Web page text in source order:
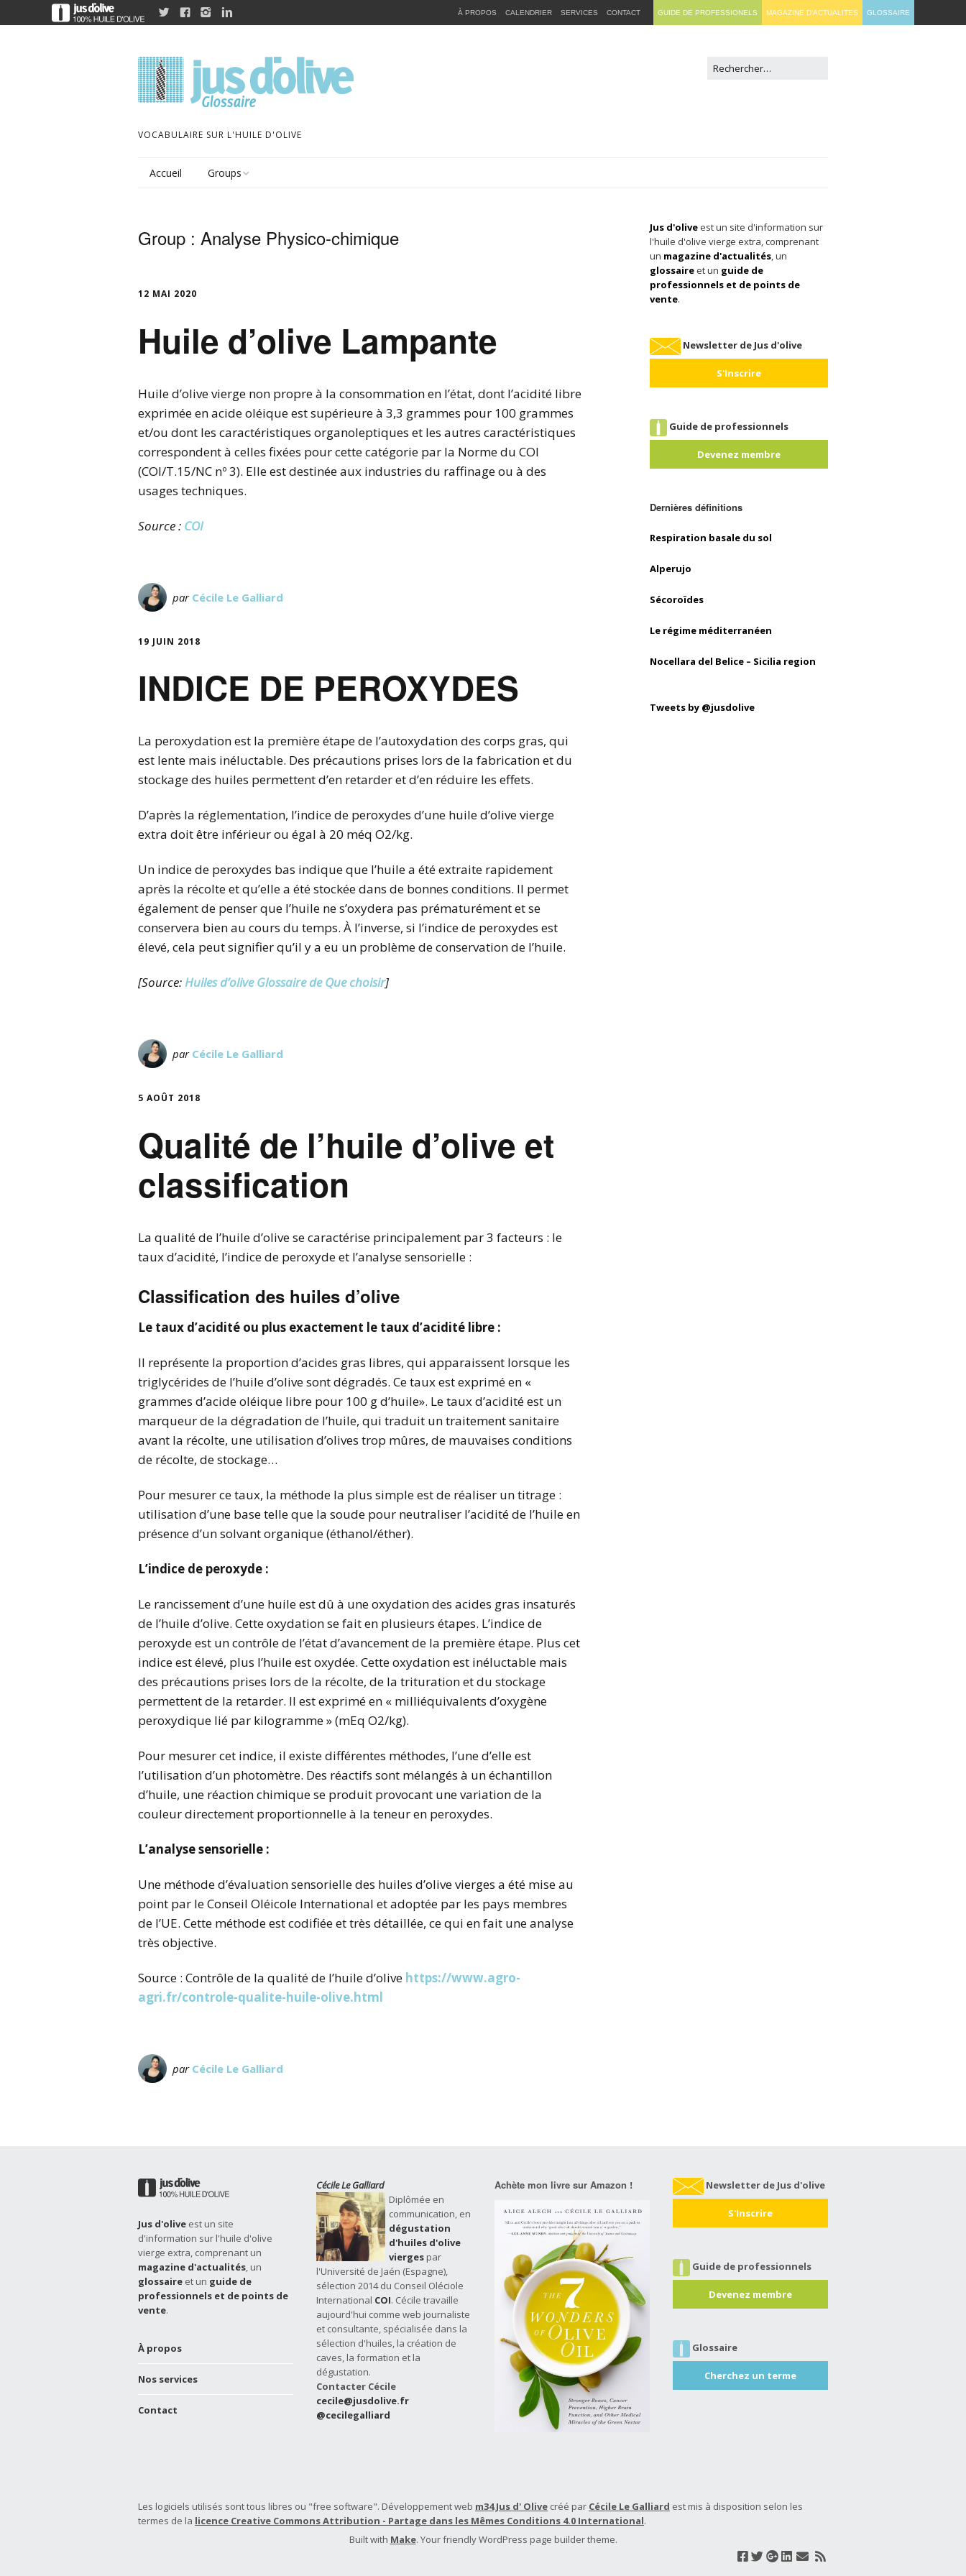
VOCABULAIRE SUR L'HUILE D'OLIVE
Accueil Groups
Analyse sensorielle
Histoire
Production
Santé Bienfaits
Variétés
Group : Analyse Physico-chimique
12 MAI 2020
Huile d’olive Lampante
Huile d’olive vierge non propre à la consommation en l’état, dont l’acidité libre
exprimée en acide oléique est supérieure à 3,3 grammes pour 100 grammes
et/ou dont les caractéristiques organoleptiques et les autres caractéristiques
correspondent à celles fixées pour cette catégorie par la Norme du COI
(COI/T.15/NC nº 3). Elle est destinée aux industries du raffinage ou à des
usages techniques.
Source : COI
par Cécile Le Galliard
19 JUIN 2018
INDICE DE PEROXYDES
La peroxydation est la première étape de l’autoxydation des corps gras, qui
est lente mais inéluctable. Des précautions prises lors de la fabrication et du
stockage des huiles permettent d’en retarder et d’en réduire les effets.
D’après la réglementation, l’indice de peroxydes d’une huile d’olive vierge
extra doit être inférieur ou égal à 20 méq O2/kg.
Un indice de peroxydes bas indique que l’huile a été extraite rapidement
après la récolte et qu’elle a été stockée dans de bonnes conditions. Il permet
également de penser que l’huile ne s’oxydera pas prématurément et se
conservera bien au cours du temps. À l’inverse, si l’indice de peroxydes est
élevé, cela peut signifier qu’il y a eu un problème de conservation de l’huile.
[Source:Huiles d’olive Glossaire de Que choisir]
par Cécile Le Galliard
5 AOÛT 2018
Qualité de l’huile d’olive et
classification
La qualité de l’huile d’olive se caractérise principalement par 3 facteurs : le
taux d’acidité, l’indice de peroxyde et l’analyse sensorielle :
Classification des huiles d’olive
Le taux d’acidité ou plus exactement le taux d’acidité libre :
Il représente la proportion d’acides gras libres, qui apparaissent lorsque les
triglycérides de l’huile d’olive sont dégradés. Ce taux est exprimé en «
grammes d’acide oléique libre pour 100 g d’huile». Le taux d’acidité est un
marqueur de la dégradation de l’huile, qui traduit un traitement sanitaire
avant la récolte, une utilisation d’olives trop mûres, de mauvaises conditions
de récolte, de stockage…
Pour mesurer ce taux, la méthode la plus simple est de réaliser un titrage :
utilisation d’une base telle que la soude pour neutraliser l’acidité de l’huile en
présence d’un solvant organique (éthanol/éther).
L’indice de peroxyde :
Le rancissement d’une huile est dû à une oxydation des acides gras insaturés
de l’huile d’olive. Cette oxydation se fait en plusieurs étapes. L’indice de
peroxyde est un contrôle de l’état d’avancement de la première étape. Plus cet
indice est élevé, plus l’huile est oxydée. Cette oxydation est inéluctable mais
des précautions prises lors de la récolte, de la trituration et du stockage
permettent de la retarder. Il est exprimé en « milliéquivalents d’oxygène
peroxydique lié par kilogramme » (mEq O2/kg).
Pour mesurer cet indice, il existe différentes méthodes, l’une d’elle est
l’utilisation d’un photomètre. Des réactifs sont mélangés à un échantillon
d’huile, une réaction chimique se produit provocant une variation de la
couleur directement proportionnelle à la teneur en peroxydes.
L’analyse sensorielle :
Une méthode d’évaluation sensorielle des huiles d’olive vierges a été mise au
point par le Conseil Oléicole International et adoptée par les pays membres
de l’UE. Cette méthode est codifiée et très détaillée, ce qui en fait une analyse
très objective.
Source : Contrôle de la qualité de l’huile d’olive https://www.agro-
agri.fr/controle-qualite-huile-olive.html
par Cécile Le Galliard
Jus d'oliveest un site d'information sur
l'huile d'olive vierge extra, comprenant
un magazine d'actualités, un
glossaireet un guide de
professionnels et de points de
vente.
Newsletter de Jus d'olive
S'Inscrire
Guide de professionnels
Devenez membre
Dernières définitions
Respiration basale du sol
Alperujo
Sécoroïdes
Le régime méditerranéen
Nocellara del Belice – Sicilia region
Tweets by @jusdolive
Jus d'olive est un site
d'information sur l'huile d'olive
vierge extra, comprenant un
magazine d'actualités , un
glossaire et un guide de
professionnels et de points de
vente.
À propos
Nos services
Contact
Cécile Le Galliard
Diplômée en
communication, en
dégustation
d'huiles d'olive
vierges par
l'Université de Jaén (Espagne),
sélection 2014 du Conseil Oléciole
International COI. Cécile travaille
aujourd'hui comme web journaliste
et consultante, spécialisée dans la
sélection d'huiles, la création de
caves, la formation et la
dégustation.
Contacter Cécile
cecile@jusdolive.fr
@cecilegalliard
Achète mon livre sur Amazon ! Newsletter de Jus d'olive
S'Inscrire
Guide de professionnels
Devenez membre
Glossaire
Cherchez un terme
Les logiciels utilisés sont tous libres ou "free software". Développement web m34.Jus d' Olive créé par Cécile Le Galliard est mis à disposition selon les
termes de la licence Creative Commons Attribution - Partage dans les Mêmes Conditions 4.0 International.
Built with Make. Your friendly WordPress page builder theme.
    GUIDE DE PROFESSIONELS MAGAZINE D'ACTUALITES GLOSSAIRE
À PROPOS CALENDRIER SERVICES CONTACT